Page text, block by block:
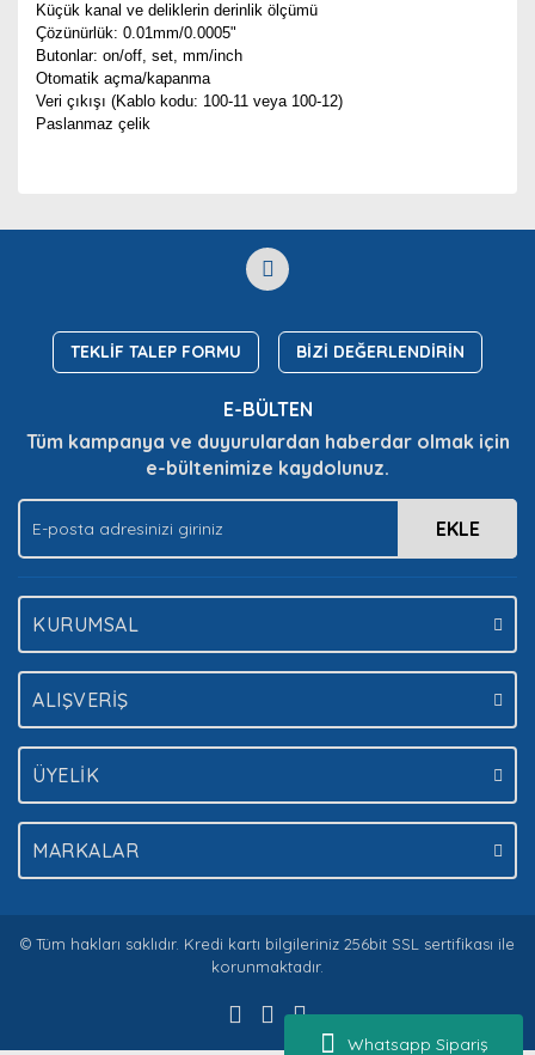
Whatsapp Sipariş
Küçük kanal ve deliklerin derinlik ölçümü
Çözünürlük: 0.01mm/0.0005"
Butonlar: on/off, set, mm/inch
Otomatik açma/kapanma
Veri çıkışı (Kablo kodu: 100-11 veya 100-12)
Paslanmaz çelik
Yorum Yaz
Soru Sor
formunu kullanarak tarafımıza iletebilirsiniz.
Görüş ve önerileriniz için teşekkür ederiz.
Ürün açıklamasında eksik bilgiler bulunuyor.
Ürün fiyatı diğer sitelerden daha pahalı.
Bu ürüne benzer farklı alternatifler olmalı.
TEKLİF TALEP FORMU BİZİ DEĞERLENDİRİN
E-BÜLTEN
Tüm kampanya ve duyurulardan haberdar olmak için
e-bültenimize kaydolunuz.
EKLE
KURUMSAL
ALIŞVERİŞ
ÜYELİK
MARKALAR
© Tüm hakları saklıdır. Kredi kartı bilgileriniz 256bit SSL sertifikası ile
korunmaktadır.